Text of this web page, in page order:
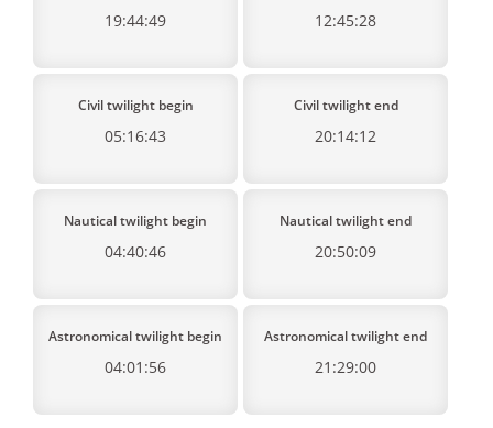
19:44:49 12:45:28
Civil twilight begin
05:16:43
Civil twilight end
20:14:12
Nautical twilight begin
04:40:46
Nautical twilight end
20:50:09
Astronomical twilight begin
04:01:56
Astronomical twilight end
21:29:00